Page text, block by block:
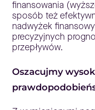
finansowania
sposób też
nadwyżek
precyzyjnych
przepływów.
Oszacujmy